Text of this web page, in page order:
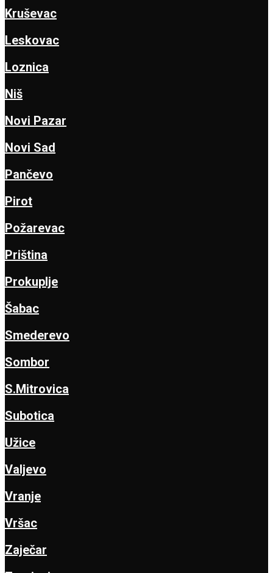
Kruševac
Leskovac
Loznica
Niš
Novi Pazar
Novi Sad
Pančevo
Pirot
Požarevac
Priština
Prokuplje
Šabac
Smederevo
Sombor
S.Mitrovica
Subotica
Užice
Valjevo
Vranje
Vršac
Zaječar